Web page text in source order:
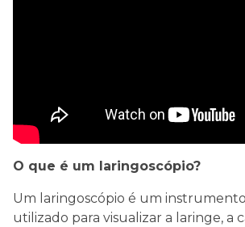
O que é um laringoscópio?
Um laringoscópio é um
utilizado para visualizar a laringe, a